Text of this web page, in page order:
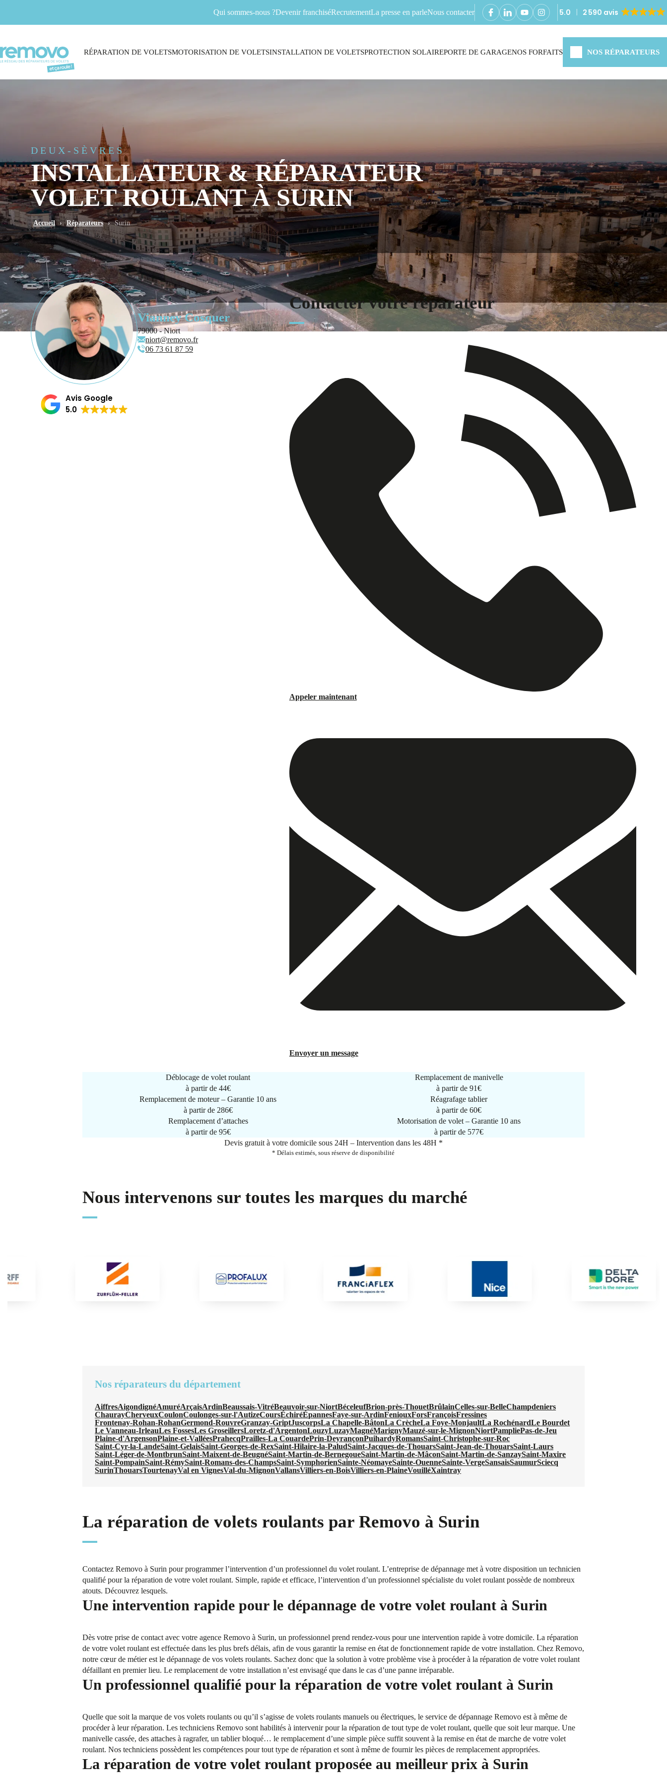
Qui sommes-nous ?Devenir franchiséRecrutementLa presse en parleNous contacter 5.0 2 590 avis
RÉPARATION DE VOLETSMOTORISATION DE VOLETSINSTALLATION DE VOLETSPROTECTION SOLAIREPORTE DE GARAGENOS FORFAITS NOS RÉPARATEURS
DEUX-SÈVRES
INSTALLATEUR & RÉPARATEUR
VOLET ROULANT À SURIN
Accueil › Réparateurs › Surin
Vianney Cosquer
79000 - Niort
niort@removo.fr
06 73 61 87 59
Avis Google
5.0
Contacter votre réparateur
Appeler maintenant
Envoyer un message
Déblocage de volet roulant
à partir de 44€
Remplacement de manivelle
à partir de91€
Remplacement de moteur – Garantie 10 ans
à partir de 286€
Réagrafage tablier
à partir de60€
Remplacement d’attaches
à partir de 95€
Motorisation de volet – Garantie 10 ans
à partir de 577€
Devis gratuit à votre domicile sous 24H – Intervention dans les 48H *
* Délais estimés, sous réserve de disponibilité
Nous intervenons sur toutes les marques du marché
Nos réparateurs du département
AiffresAigondignéAmuréArçaisArdinBeaussais-VitréBeauvoir-sur-NiortBéceleufBrion-près-ThouetBrûlainCelles-sur-BelleChampdeniers
ChaurayCherveuxCoulonCoulonges-sur-l'AutizeCoursÉchiréÉpannesFaye-sur-ArdinFeniouxForsFrançoisFressines
Frontenay-Rohan-RohanGermond-RouvreGranzay-GriptJuscorpsLa Chapelle-BâtonLa CrècheLa Foye-MonjaultLa RochénardLe Bourdet
Le Vanneau-IrleauLes FossesLes GroseillersLoretz-d'ArgentonLouzyLuzayMagnéMarignyMauzé-sur-le-MignonNiortPampliePas-de-Jeu
Plaine-d'ArgensonPlaine-et-ValléesPrahecqPrailles-La CouardePrin-DeyrançonPuihardyRomansSaint-Christophe-sur-Roc
Saint-Cyr-la-LandeSaint-GelaisSaint-Georges-de-RexSaint-Hilaire-la-PaludSaint-Jacques-de-ThouarsSaint-Jean-de-ThouarsSaint-Laurs
Saint-Léger-de-MontbrunSaint-Maixent-de-BeugnéSaint-Martin-de-BernegoueSaint-Martin-de-MâconSaint-Martin-de-SanzaySaint-Maxire
Saint-PompainSaint-RémySaint-Romans-des-ChampsSaint-SymphorienSainte-NéomayeSainte-OuenneSainte-VergeSansaisSaumurSciecq
SurinThouarsTourtenayVal en VignesVal-du-MignonVallansVilliers-en-BoisVilliers-en-PlaineVouilléXaintray
La réparation de volets roulants par Removo à Surin
Contactez Removo à Surin pour programmer l’intervention d’un professionnel du volet roulant. L’entreprise de dépannage met à votre disposition un technicien
qualifié pour la réparation de votre volet roulant. Simple, rapide et efficace, l’intervention d’un professionnel spécialiste du volet roulant possède de nombreux
atouts. Découvrez lesquels.
Une intervention rapide pour le dépannage de votre volet roulant à Surin
Dès votre prise de contact avec votre agence Removo à Surin, un professionnel prend rendez-vous pour une intervention rapide à votre domicile. La réparation
de votre volet roulant est effectuée dans les plus brefs délais, afin de vous garantir la remise en état de fonctionnement rapide de votre installation. Chez Removo,
notre cœur de métier est le dépannage de vos volets roulants. Sachez donc que la solution à votre problème vise à procéder à la réparation de votre volet roulant
défaillant en premier lieu. Le remplacement de votre installation n’est envisagé que dans le cas d’une panne irréparable.
Un professionnel qualifié pour la réparation de votre volet roulant à Surin
Quelle que soit la marque de vos volets roulants ou qu’il s’agisse de volets roulants manuels ou électriques, le service de dépannage Removo est à même de
procéder à leur réparation. Les techniciens Removo sont habilités à intervenir pour la réparation de tout type de volet roulant, quelle que soit leur marque. Une
manivelle cassée, des attaches à ragrafer, un tablier bloqué… le remplacement d’une simple pièce suffit souvent à la remise en état de marche de votre volet
roulant. Nos techniciens possèdent les compétences pour tout type de réparation et sont à même de fournir les pièces de remplacement appropriées.
La réparation de votre volet roulant proposée au meilleur prix à Surin